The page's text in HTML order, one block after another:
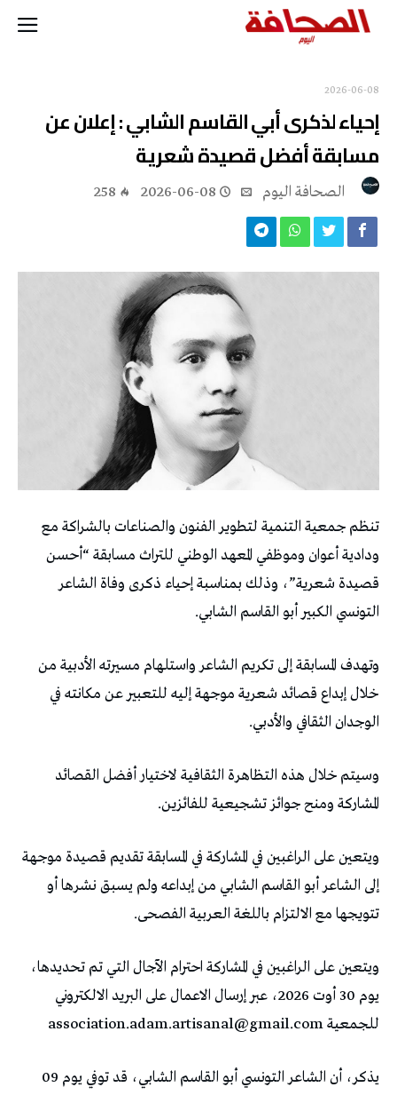
2026-06-08
إحياء لذكرى أبي القاسم الشابي : إعلان عن
مسابقة أفضل قصيدة شعرية
2026-06-08
258
تنظم جمعية التنمية لتطوير الفنون والصناعات بالشراكة مع
ودادية أعوان وموظفي المعهد الوطني للتراث مسابقة “أحسن
قصيدة شعرية”، وذلك بمناسبة إحياء ذكرى وفاة الشاعر
التونسي الكبير أبو القاسم الشابي.
وتهدف المسابقة إلى تكريم الشاعر واستلهام مسيرته الأدبية من
خلال إبداع قصائد شعرية موجهة إليه للتعبير عن مكانته في
الوجدان الثقافي والأدبي.
وسيتم خلال هذه التظاهرة الثقافية لاختيار أفضل القصائد
المشاركة ومنح جوائز تشجيعية للفائزين.
ويتعين على الراغبين في المشاركة في المسابقة تقديم قصيدة موجهة
إلى الشاعر أبو القاسم الشابي من إبداعه ولم يسبق نشرها أو
تتويجها مع الالتزام باللغة العربية الفصحى.
ويتعين على الراغبين في المشاركة احترام الآجال التي تم تحديدها،
يوم 30 أوت 2026، عبر إرسال الاعمال على البريد الالكتروني
للجمعية association.adam.artisanal@gmail.com
يذكر، أن الشاعر التونسي أبو القاسم الشابي، قد توفي يوم 09